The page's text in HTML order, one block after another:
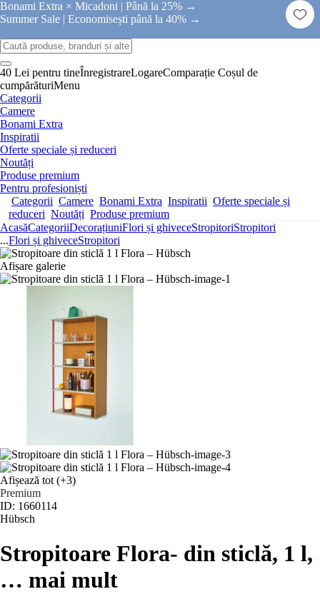
Bonami Extra × Micadoni | Până la 25% →
Summer Sale | Economisești până la 40% →
40 Lei pentru tineÎnregistrareLogareComparație Coșul de
cumpărăturiMenu
Categorii
Camere
Bonami Extra
Inspiratii
Oferte speciale și reduceri
Noutăți
Produse premium
Pentru profesioniști
Categorii Camere Bonami Extra Inspiratii Oferte speciale și
reduceri Noutăți Produse premium
AcasăCategoriiDecorațiuniFlori și ghiveceStropitoriStropitori
...Flori și ghiveceStropitori
Afișare galerie
Afișează tot (+3)
Premium
ID: 1660114
Hübsch
Stropitoare Flora- din sticlă, 1 l,
… mai mult